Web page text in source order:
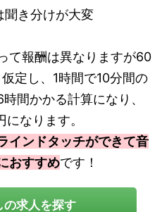
聞き分けが大変
て報酬は異なりますが60
定し、1時間で10分間の
間かかる計算になり、
なります。
インドタッチができて音
おすすめです！
の求人を探す